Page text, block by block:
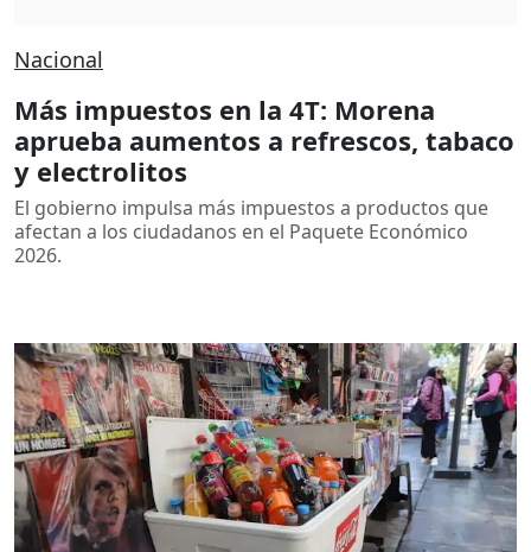
Nacional
Más impuestos en la 4T: Morena
aprueba aumentos a refrescos, tabaco
y electrolitos
El gobierno impulsa más impuestos a productos que
afectan a los ciudadanos en el Paquete Económico
2026.